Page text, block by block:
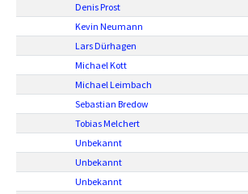
Denis Prost
Kevin Neumann
Lars Dürhagen
Michael Kott
Michael Leimbach
Sebastian Bredow
Tobias Melchert
Unbekannt
Unbekannt
Unbekannt